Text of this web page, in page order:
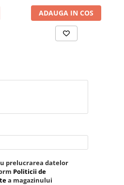
ADAUGA IN COS
prelucrarea datelor
Politicii de
a magazinului